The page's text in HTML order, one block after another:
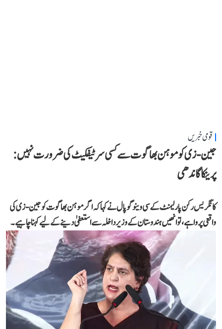
قومی خبریں
جین-زی کو موہن بھاگوت سے کسی سرٹیفکیٹ کی ضرورت نہیں:
پرینکا گاندھی
کانگریس رکن پارلیمنٹ کے سی وینوگوپال نے کہا کہ اگر موہن بھاگوت کو جین-زی کی
واقعی پروا ہے، تو انھیں ہندوستان کے وزیر داخلہ سے استعفیٰ دینے کے لیے کہنا چاہیے۔